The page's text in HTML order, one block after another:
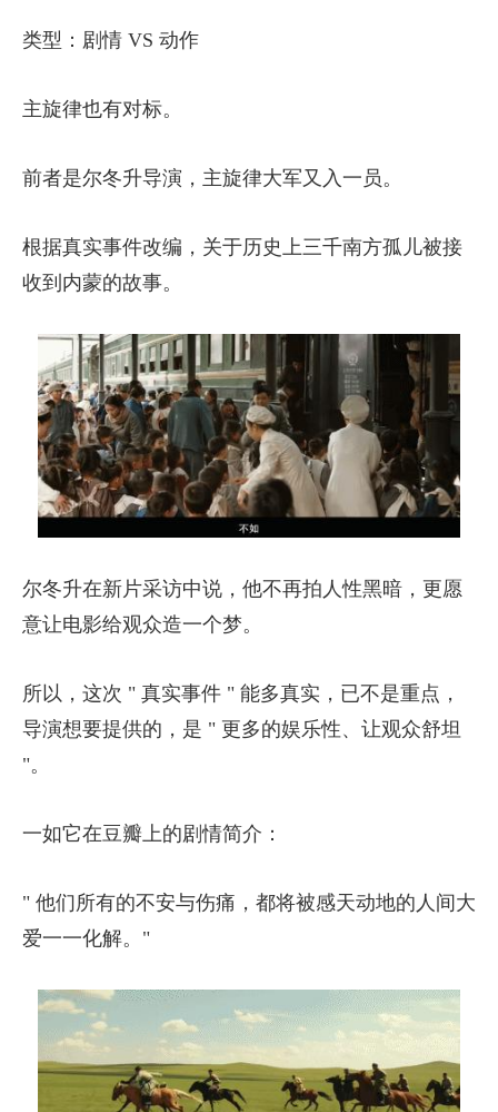
类型：剧情 VS 动作
主旋律也有对标。
前者是尔冬升导演，主旋律大军又入一员。
根据真实事件改编，关于历史上三千南方孤儿被接
收到内蒙的故事。
尔冬升在新片采访中说，他不再拍人性黑暗，更愿
意让电影给观众造一个梦。
所以，这次 " 真实事件 " 能多真实，已不是重点，
导演想要提供的，是 " 更多的娱乐性、让观众舒坦
"。
一如它在豆瓣上的剧情简介：
" 他们所有的不安与伤痛，都将被感天动地的人间大
爱一一化解。"